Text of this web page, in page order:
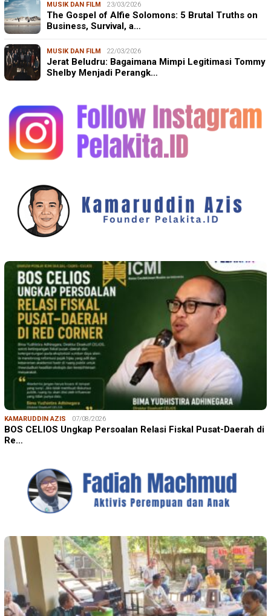
MUSIK DAN FILM 23/03/2026
The Gospel of Alfie Solomons: 5 Brutal Truths on
Business, Survival, a…
MUSIK DAN FILM 22/03/2026
Jerat Beludru: Bagaimana Mimpi Legitimasi Tommy
Shelby Menjadi Perangk…
KAMARUDDIN AZIS 07/08/2026
BOS CELIOS Ungkap Persoalan Relasi Fiskal Pusat-Daerah di
Re…